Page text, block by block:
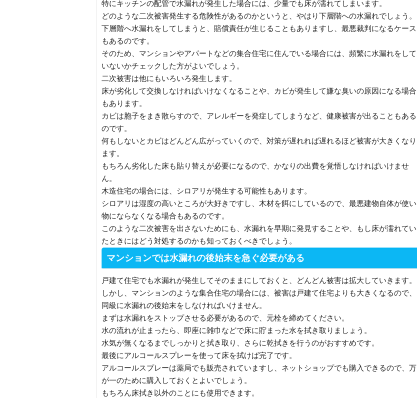
特にキッチンの配管で水漏れが発生した場合には、少量でも床が濡れてしまいます。
どのような二次被害発生する危険性があるのかというと、やはり下層階への水漏れでしょう。
下層階へ水漏れをしてしまうと、賠償責任が生じることもありますし、最悪裁判になるケース
もあるのです。
そのため、マンションやアパートなどの集合住宅に住んでいる場合には、頻繁に水漏れをして
いないかチェックした方がよいでしょう。
二次被害は他にもいろいろ発生します。
床が劣化して交換しなければいけなくなることや、カビが発生して嫌な臭いの原因になる場合
もあります。
カビは胞子をまき散らすので、アレルギーを発症してしまうなど、健康被害が出ることもある
のです。
何もしないとカビはどんどん広がっていくので、対策が遅れれば遅れるほど被害が大きくなり
ます。
もちろん劣化した床も貼り替えが必要になるので、かなりの出費を覚悟しなければいけませ
ん。
木造住宅の場合には、シロアリが発生する可能性もあります。
シロアリは湿度の高いところが大好きですし、木材を餌にしているので、最悪建物自体が使い
物にならなくなる場合もあるのです。
このような二次被害を出さないためにも、水漏れを早期に発見することや、もし床が濡れてい
たときにはどう対処するのかも知っておくべきでしょう。
マンションでは水漏れの後始末を急ぐ必要がある
戸建て住宅でも水漏れが発生してそのままにしておくと、どんどん被害は拡大していきます。
しかし、マンションのような集合住宅の場合には、被害は戸建て住宅よりも大きくなるので、
同級に水漏れの後始末をしなければいけません。
まずは水漏れをストップさせる必要があるので、元栓を締めてください。
水の流れが止まったら、即座に雑巾などで床に貯まった水を拭き取りましょう。
水気が無くなるまでしっかりと拭き取り、さらに乾拭きを行うのがおすすめです。
最後にアルコールスプレーを使って床を拭けば完了です。
アルコールスプレーは薬局でも販売されていますし、ネットショップでも購入できるので、万
が一のために購入しておくとよいでしょう。
もちろん床拭き以外のことにも使用できます。